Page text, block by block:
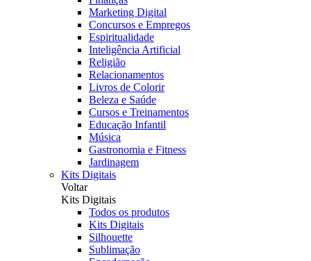
Marketing Digital
Concursos e Empregos
Espiritualidade
Inteligência Artificial
Religião
Relacionamentos
Livros de Colorir
Beleza e Saúde
Cursos e Treinamentos
Educação Infantil
Música
Gastronomia e Fitness
Jardinagem
Kits Digitais
Voltar
Kits Digitais
Todos os produtos
Kits Digitais
Silhouette
Sublimação